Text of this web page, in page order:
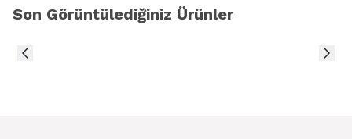
Son Görüntülediğiniz Ürünler